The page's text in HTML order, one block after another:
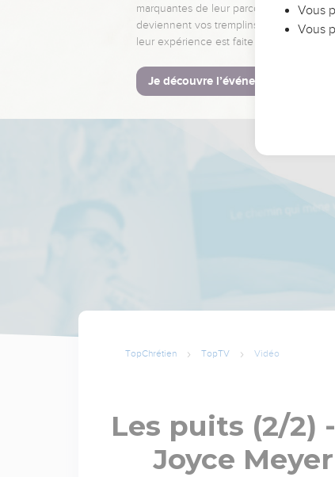
marquantes de leur parcours et les clés
deviennent vos tremplins. Que vous
leur expérience est faite pour vous.
Je découvre l’événement
TopChrétien TopTV Vidéo
Les puits (2/2)
Joyce
Vous
Vous